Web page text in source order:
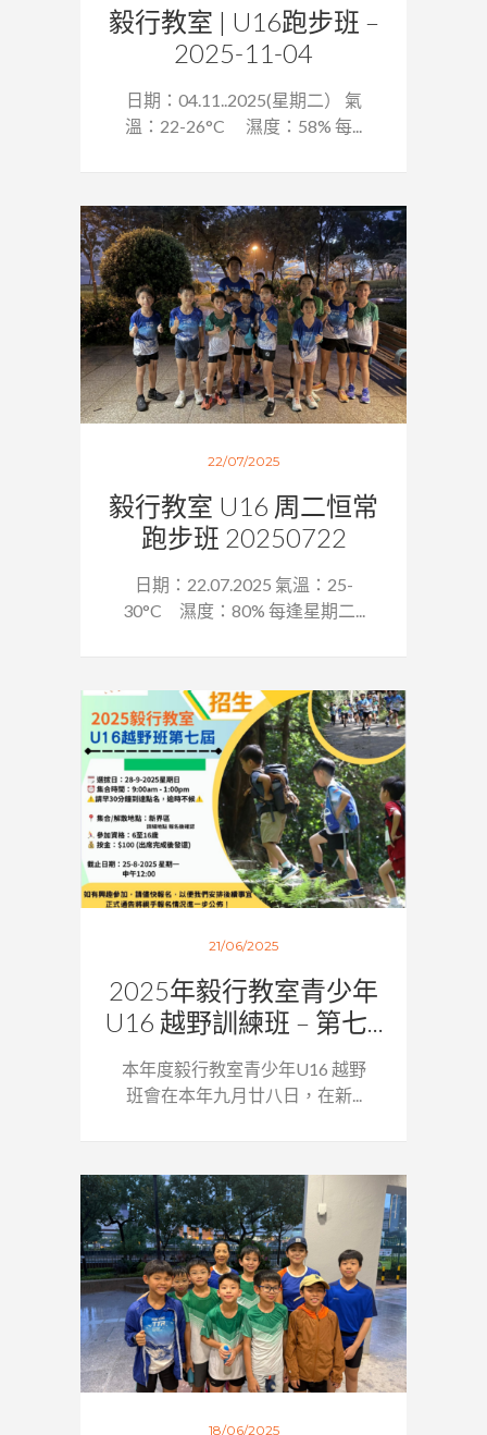
毅行教室 | U16跑步班 –
2025-11-04
日期：04.11..2025(星期二） 氣
溫：22-26°C 濕度：58% 每...
22/07/2025
毅行教室 U16 周二恒常
跑步班 20250722
日期：22.07.2025 氣溫：25-
30°C 濕度：80% 每逢星期二...
21/06/2025
2025年毅行教室青少年
U16 越野訓練班 – 第七...
本年度毅行教室青少年U16 越野
班會在本年九月廿八日，在新...
18/06/2025